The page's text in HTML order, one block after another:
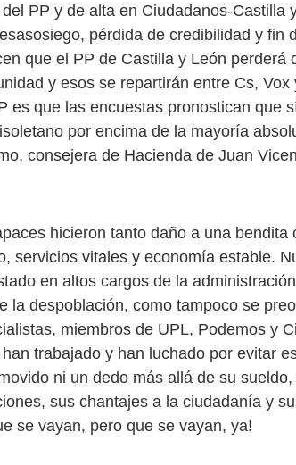
PP y de alta en Ciudadanos-Castilla
pérdida de credibilidad y fin
que el PP de Castilla y León perderá
y esos se repartirán entre Cs,
es que las encuestas pronostican que
por encima de la mayoría
consejera de Hacienda de Juan
hicieron tanto daño a una bendita
servicios vitales y economía estable.
en altos cargos de la
la despoblación, como tampoco se
miembros de UPL, Podemos y
trabajado y han luchado por evitar
ni un dedo más allá de su
sus chantajes a la ciudadanía y
se vayan, pero que se vayan, ya!